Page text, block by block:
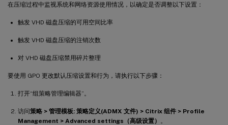
在压缩过程中监视系统和网络资源使用情况，以确定是否调整以下设置：
触发 VHD 磁盘压缩的可用空间比率
触发 VHD 磁盘压缩的注销次数
对 VHD 磁盘压缩禁用碎片整理
要使用 GPO 更改默认压缩设置和行为，请执行以下步骤：
打开“组策略管理编辑器”。
访问策略 > 管理模板: 策略定义(ADMX 文件) > Citrix 组件 > Profile
Management > Advanced settings（高级设置）
。